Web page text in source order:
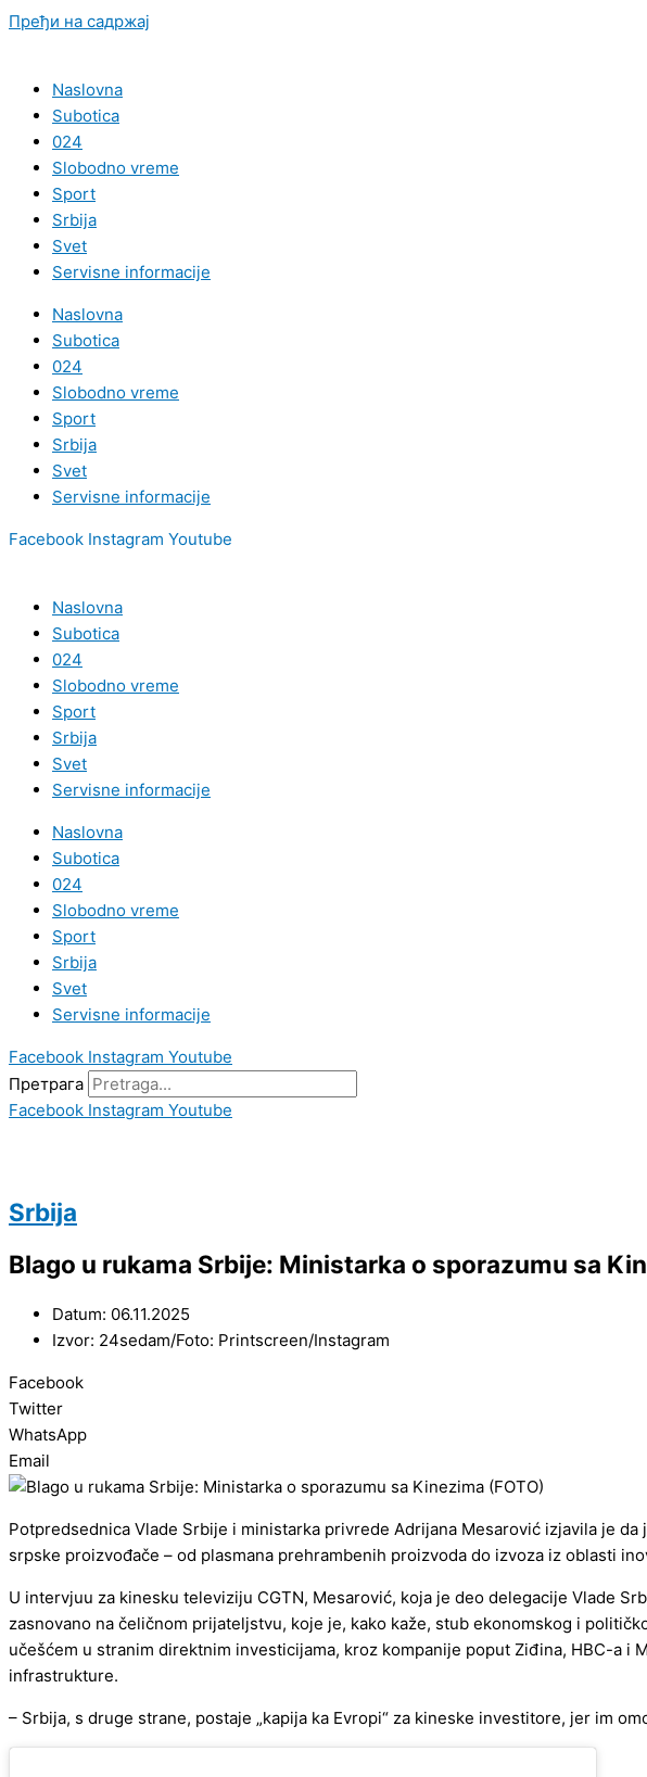
Пређи на садржај
Naslovna
Subotica
024
Slobodno vreme
Sport
Srbija
Svet
Servisne informacije
Naslovna
Subotica
024
Slobodno vreme
Sport
Srbija
Svet
Servisne informacije
Facebook Instagram Youtube
Naslovna
Subotica
024
Slobodno vreme
Sport
Srbija
Svet
Servisne informacije
Naslovna
Subotica
024
Slobodno vreme
Sport
Srbija
Svet
Servisne informacije
Facebook Instagram Youtube
Претрага
Facebook Instagram Youtube
Srbija
Blago u rukama Srbije: Ministarka o sporazumu sa
Datum: 06.11.2025
Izvor: 24sedam/Foto: Printscreen/Instagram
Facebook
Twitter
WhatsApp
Email
Potpredsednica Vlade Srbije i ministarka privrede Adrijana Mesarović izjavila je
srpske proizvođače – od plasmana prehrambenih proizvoda do izvoza iz oblasti
U intervjuu za kinesku televiziju CGTN, Mesarović, koja je deo delegacije Vlade
zasnovano na čeličnom prijateljstvu, koje je, kako kaže, stub ekonomskog i
učešćem u stranim direktnim investicijama, kroz kompanije poput Ziđina, HBC-a
infrastrukture.
– Srbija, s druge strane, postaje „kapija ka Evropi“ za kineske investitore, jer im